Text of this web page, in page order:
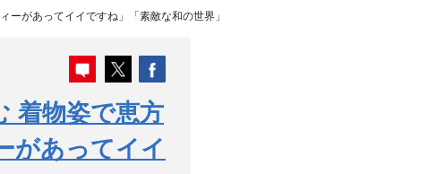
ーがあってイイですね」「素敵な和の世界」
着物姿で恵方
があってイイ